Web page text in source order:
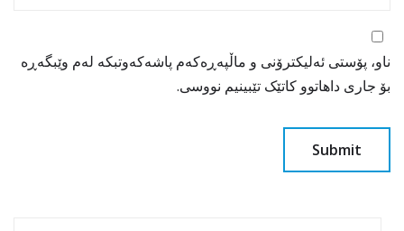
ناو، پۆستی ئەلیکترۆنی و ماڵپەڕەکەم پاشەکەوتبکە لەم وێبگەڕە
بۆ جاری داهاتوو کاتێک تێبینیم نووسی.